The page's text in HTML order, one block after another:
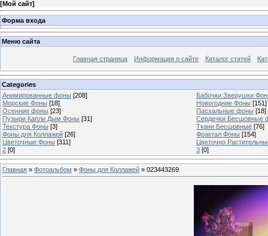
[Мой сайт]
Форма входа
Меню сайта
Главная страница Информация о сайте Каталог статей
Categories
Анимированные фоны [208]
Бабочки Зверушки
Морские Фоны [18] Новогодние Фоны [151]
Осенние фоны [23] Пасхальные фоны [18]
Пузыри Капли Дым Фоны [31]
Сердечки Бесшовные
Текстура Фоны [3] Ткани Бесшовные [76]
Фоны для Коллажей [26] Фрактал Фоны [154]
Цветочные Фоны [311]
Цветочно
2 [0] 3 [0]
Главная » Фотоальбом » Фоны для Коллажей » 023443269